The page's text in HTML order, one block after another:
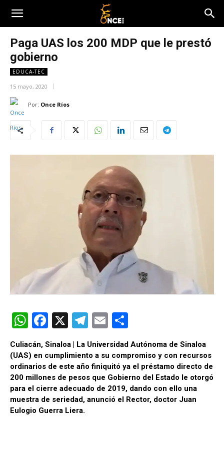
Paga UAS los 200 MDP que le prestó
gobierno
EDUCA-TEC
15 mayo, 2020
Por: Once Ríos
W
h
at
s
A
p
p
F
a
ce
b
o
o
k
X
T
el
e
gr
a
m
E
m
ail
o
m
p
ar
tir
Culiacán, Sinaloa | La Universidad Autónoma de Sinaloa
(UAS) en cumplimiento a su compromiso y con recursos
ordinarios de este año finiquitó ya el préstamo directo de
200 millones de pesos que Gobierno del Estado le otorgó
para el cierre adecuado de 2019, dando con ello una
muestra de seriedad, anunció el Rector, doctor Juan
Eulogio Guerra Liera.